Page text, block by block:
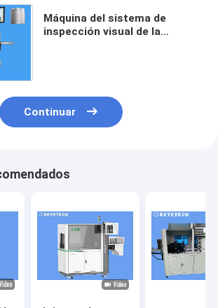
Máquina del sistema de
inspección visual de la
Continuar